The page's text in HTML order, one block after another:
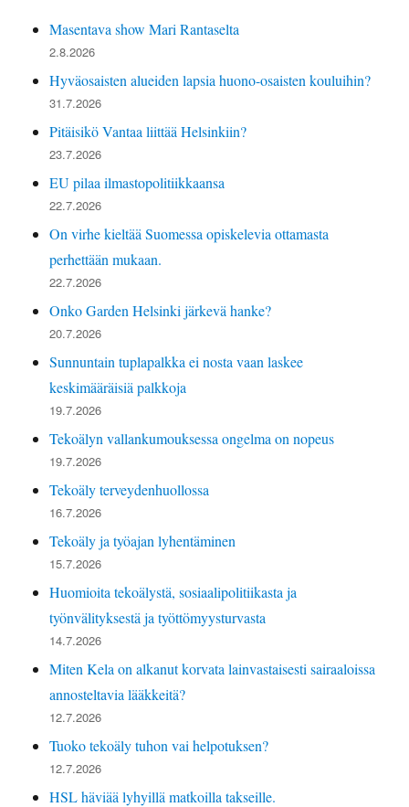
Masentava show Mari Rantaselta
2.8.2026
Hyväosaisten alueiden lapsia huono-osaisten kouluihin?
31.7.2026
Pitäisikö Vantaa liittää Helsinkiin?
23.7.2026
EU pilaa ilmastopolitiikkaansa
22.7.2026
On virhe kieltää Suomessa opiskelevia ottamasta
perhettään mukaan.
22.7.2026
Onko Garden Helsinki järkevä hanke?
20.7.2026
Sunnuntain tuplapalkka ei nosta vaan laskee
keskimääräisiä palkkoja
19.7.2026
Tekoälyn vallankumouksessa ongelma on nopeus
19.7.2026
Tekoäly terveydenhuollossa
16.7.2026
Tekoäly ja työajan lyhentäminen
15.7.2026
Huomioita tekoälystä, sosiaalipolitiikasta ja
työnvälityksestä ja työttömyysturvasta
14.7.2026
Miten Kela on alkanut korvata lainvastaisesti sairaaloissa
annosteltavia lääkkeitä?
12.7.2026
Tuoko tekoäly tuhon vai helpotuksen?
12.7.2026
HSL häviää lyhyillä matkoilla takseille.